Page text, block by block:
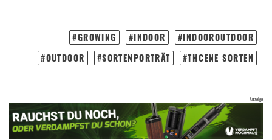
GROWING INDOOR
INDOOROUTDOOR
OUTDOOR
SORTENPORTRÄT THCENE SORTEN